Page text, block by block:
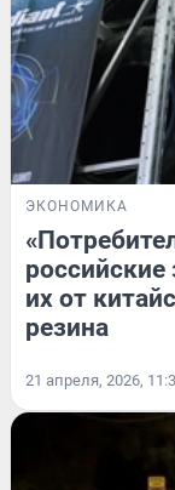
ЭКОНОМИКА
их от
резина
21 апреля, 2026,